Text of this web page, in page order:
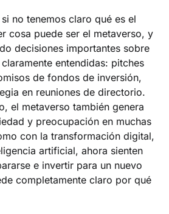
no tenemos claro qué es el
cosa puede ser el metaverso, y
decisiones importantes sobre
entendidas: pitches
de fondos de inversión,
en reuniones de directorio.
el metaverso también genera
y preocupación en muchas
con la transformación digital,
artificial, ahora sienten
e invertir para un nuevo
completamente claro por qué